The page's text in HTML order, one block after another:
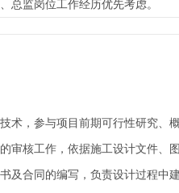
总监岗位工作经历优先考虑。
术，参与项目前期可行性研究、
审核工作，依据施工设计文件、
及合同的编写，负责设计过程中